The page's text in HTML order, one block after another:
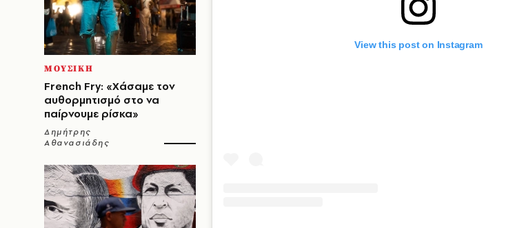
ΜΟΥΣΙΚΗ
French Fry: «Χάσαμε τον
αυθορμητισμό στο να
παίρνουμε ρίσκα»
Δημήτρης
Αθανασιάδης
View this post on Instagram